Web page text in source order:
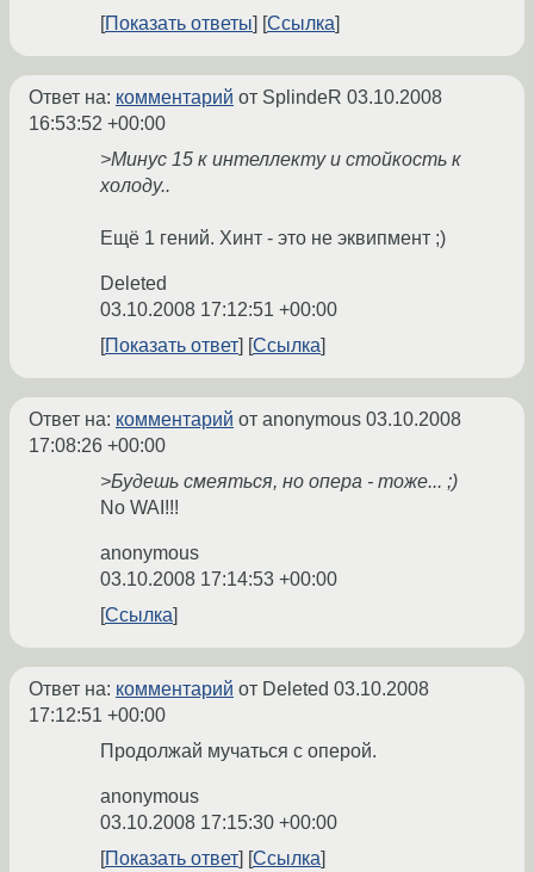
Показать ответы
Ссылка
Ответ на: комментарий от SplindeR 03.10.2008
16:53:52 +00:00
>Минус 15 к интеллекту и стойкость к
холоду..
Ещё 1 гений. Хинт - это не эквипмент ;)
Deleted
03.10.2008 17:12:51 +00:00
Показать ответ
Ссылка
Ответ на: комментарий от anonymous 03.10.2008
17:08:26 +00:00
>Будешь смеяться, но опера - тоже... ;)
No WAI!!!
anonymous
03.10.2008 17:14:53 +00:00
Ссылка
Ответ на: комментарий от Deleted 03.10.2008
17:12:51 +00:00
Продолжай мучаться с оперой.
anonymous
03.10.2008 17:15:30 +00:00
Показать ответ
Ссылка